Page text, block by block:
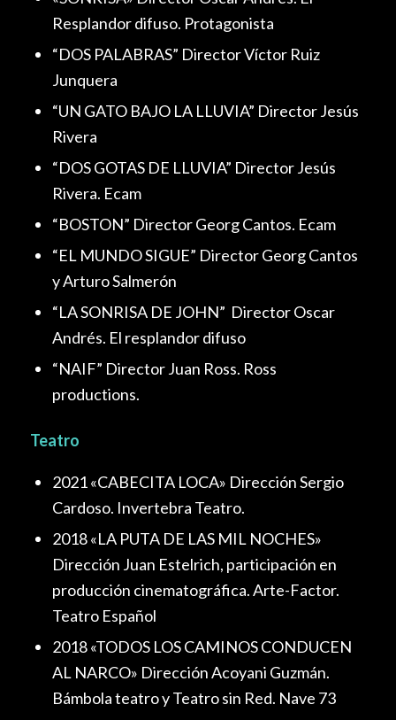
Resplandor difuso. Protagonista
“DOS PALABRAS” Director Víctor Ruiz
Junquera
“UN GATO BAJO LA LLUVIA” Director Jesús
Rivera
“DOS GOTAS DE LLUVIA” Director Jesús
Rivera. Ecam
“BOSTON” Director Georg Cantos. Ecam
“EL MUNDO SIGUE” Director Georg Cantos
y Arturo Salmerón
“LA SONRISA DE JOHN” Director Oscar
Andrés. El resplandor difuso
“NAIF” Director Juan Ross. Ross
productions.
Teatro
2021 «CABECITA LOCA» Dirección Sergio
Cardoso. Invertebra Teatro.
2018 «LA PUTA DE LAS MIL NOCHES»
Dirección Juan Estelrich, participación en
producción cinematográfica. Arte-Factor.
Teatro Español
2018 «TODOS LOS CAMINOS CONDUCEN
AL NARCO» Dirección Acoyani Guzmán.
Bámbola teatro y Teatro sin Red. Nave 73